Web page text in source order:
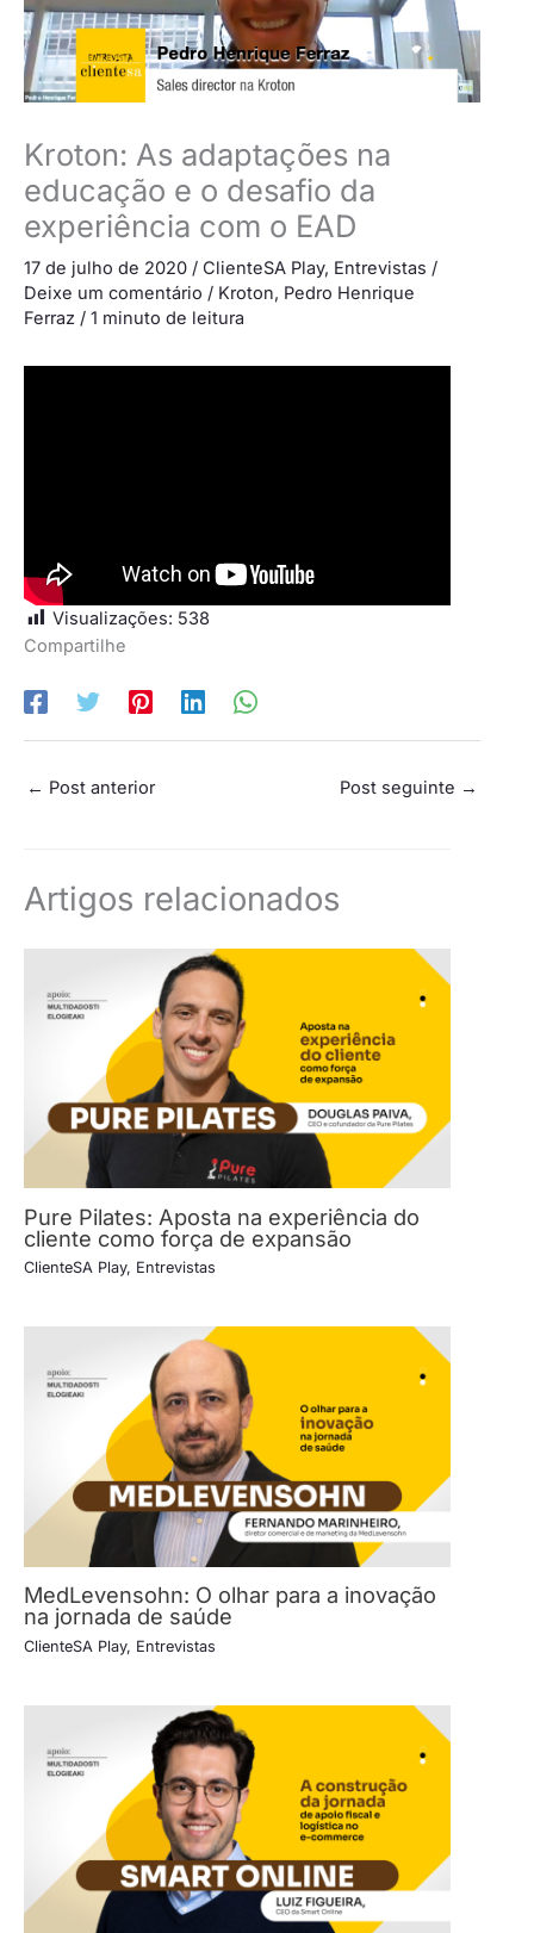
Kroton: As adaptações na
educação e o desafio da
experiência com o EAD
17 de julho de 2020 / ClienteSA Play, Entrevistas /
Deixe um comentário / Kroton, Pedro Henrique
Ferraz / 1 minuto de leitura
Visualizações: 538
Compartilhe
← Post anterior Post seguinte →
Artigos relacionados
Pure Pilates: Aposta na experiência do
cliente como força de expansão
ClienteSA Play, Entrevistas
MedLevensohn: O olhar para a inovação
na jornada de saúde
ClienteSA Play, Entrevistas